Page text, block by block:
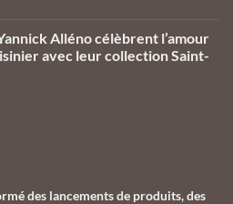
Alléno célèbrent l’amour
avec leur collection Saint-
des lancements de produits, des